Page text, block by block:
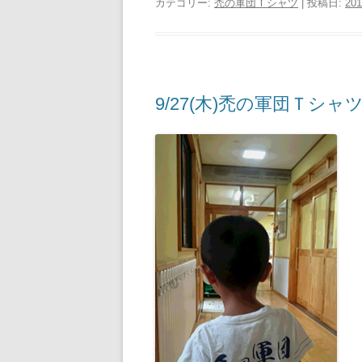
カテゴリー: 禿の軍団Ｔシャツ | 投稿日:
9/27(木)禿の軍団Ｔシャツ